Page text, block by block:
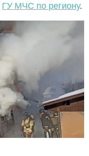
ГУ МЧС по региону.